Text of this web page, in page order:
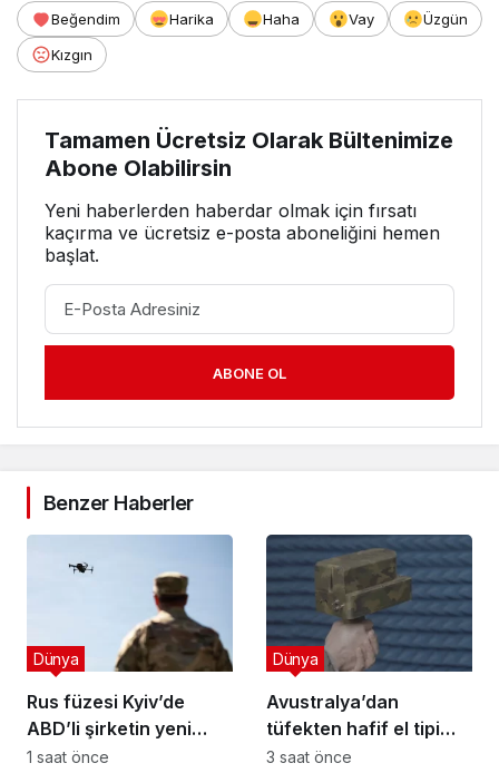
Beğendim Harika Haha Vay
Üzgün
Kızgın
Tamamen Ücretsiz Olarak Bültenimize
Abone Olabilirsin
Yeni haberlerden haberdar olmak için fırsatı
kaçırma ve ücretsiz e-posta aboneliğini hemen
başlat.
ABONE OL
Benzer Haberler
Rus füzesi Kyiv’de
ABD’li şirketin yeni
drone tesisini vurdu
Dünya
1 saat önce
Avustralya’dan
tüfekten hafif el tipi
dron savar: Rakurai
Dünya
3 saat önce